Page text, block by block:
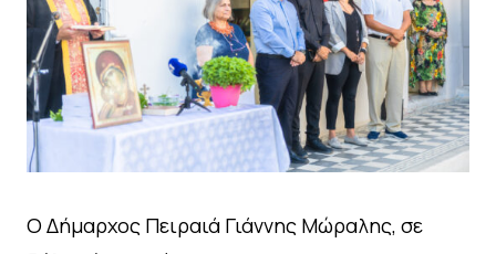
Ο Δήμαρχος Πειραιά Γιάννης Μώραλης, σε